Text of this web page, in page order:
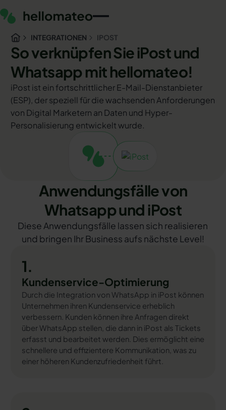
INTEGRATIONEN IPOST
So verknüpfen Sie iPost und
Whatsapp mit hellomateo!
iPost ist ein fortschrittlicher E-Mail-Dienstanbieter
(ESP), der speziell für die wachsenden Anforderungen
von Digital Marketern an Daten und Hyper-
Personalisierung entwickelt wurde.
Anwendungsfälle von
Whatsapp und iPost
Diese Anwendungsfälle lassen sich realisieren
und bringen Ihr Business aufs nächste Level!
1.
Kundenservice-Optimierung
Durch die Integration von WhatsApp in iPost können
Unternehmen ihren Kundenservice erheblich
verbessern. Kunden können ihre Anfragen direkt
über WhatsApp stellen, die dann in iPost als Tickets
erfasst und bearbeitet werden. Dies ermöglicht eine
schnellere und effizientere Kommunikation, was zu
einer höheren Kundenzufriedenheit führt.